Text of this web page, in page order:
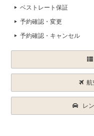
ベストレート保証
予約確認・変更
予約確認・キャンセル
航
レ